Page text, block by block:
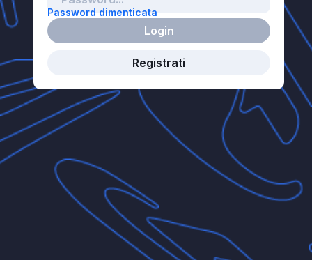
Password dimenticata
Login
Registrati